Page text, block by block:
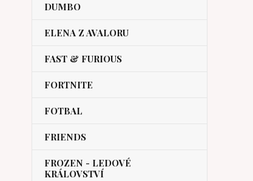
DUMBO
ELENA Z AVALORU
FAST & FURIOUS
FORTNITE
FOTBAL
FRIENDS
FROZEN - LEDOVÉ
KRÁLOVSTVÍ